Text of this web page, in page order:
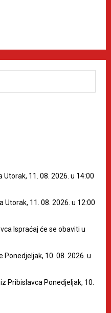
Utorak, 11. 08. 2026. u 14:00
Utorak, 11. 08. 2026. u 12:00
Ispraćaj će se obaviti u
Ponedjeljak, 10. 08. 2026. u
Pribislavca Ponedjeljak, 10.